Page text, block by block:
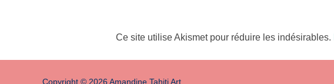
Ce site utilise Akismet pour réduire les indésirables.
Copyright © 2026 Amandine Tahiti Art